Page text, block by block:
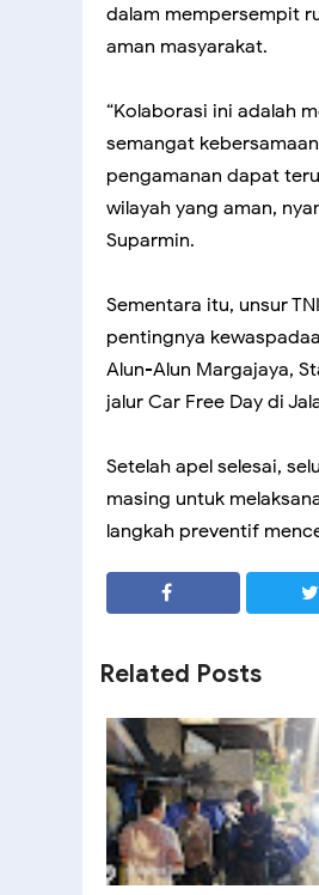
dalam mempersempit
aman masyarakat.
“Kolaborasi ini adalah
semangat
pengamanan dapat
wilayah yang aman,
Suparmin.
Sementara itu, unsur
pentingnya
Alun-Alun Margajaya,
jalur Car Free Day di
Setelah apel selesai,
masing untuk
langkah preventif
Related Posts